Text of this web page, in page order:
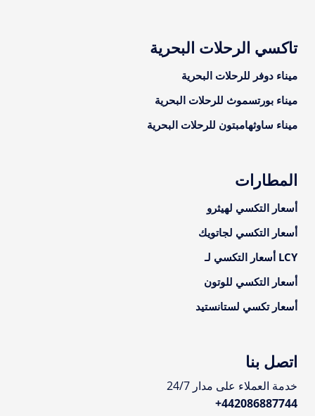
تاكسي الرحلات البحرية
ميناء دوفر للرحلات البحرية
ميناء بورتسموث للرحلات البحرية
ميناء ساوثهامبتون للرحلات البحرية
المطارات
أسعار التكسي لهيثرو
أسعار التكسي لجاتويك
LCY أسعار التكسي لـ
أسعار التكسي للوتون
أسعار تكسي لستانستيد
اتصل بنا
خدمة العملاء على مدار 24/7
+442086887744